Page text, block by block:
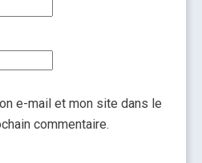
e-mail et mon site dans le
commentaire.